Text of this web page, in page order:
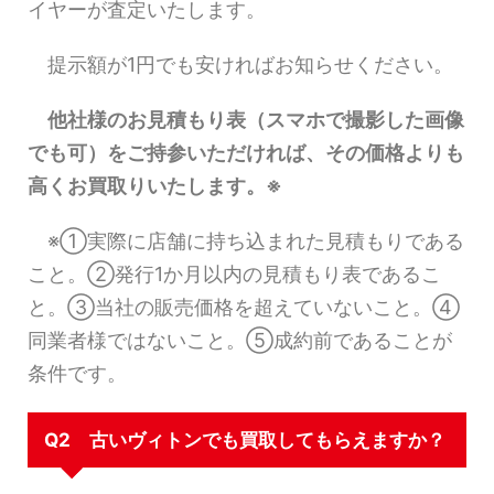
イヤーが査定いたします。
提示額が1円でも安ければお知らせください。
他社様のお見積もり表（スマホで撮影した画像
でも可）をご持参いただければ、その価格よりも
高くお買取りいたします。※
※①実際に店舗に持ち込まれた見積もりである
こと。②発行1か月以内の見積もり表であるこ
と。③当社の販売価格を超えていないこと。④
同業者様ではないこと。⑤成約前であることが
条件です。
Q2 古いヴィトンでも買取してもらえますか？